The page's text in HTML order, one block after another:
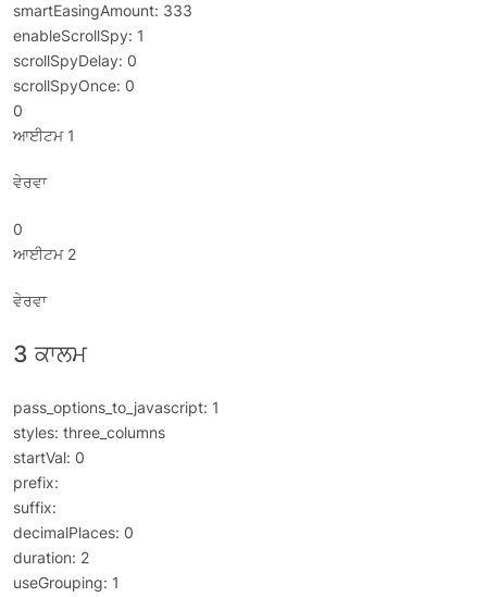
smartEasingAmount: 333
enableScrollSpy: 1
scrollSpyDelay: 0
scrollSpyOnce: 0
0
ਆਈਟਮ 1
ਵੇਰਵਾ
0
ਆਈਟਮ 2
ਵੇਰਵਾ
3 ਕਾਲਮ
pass_options_to_javascript: 1
styles: three_columns
startVal: 0
prefix:
suffix:
decimalPlaces: 0
duration: 2
useGrouping: 1